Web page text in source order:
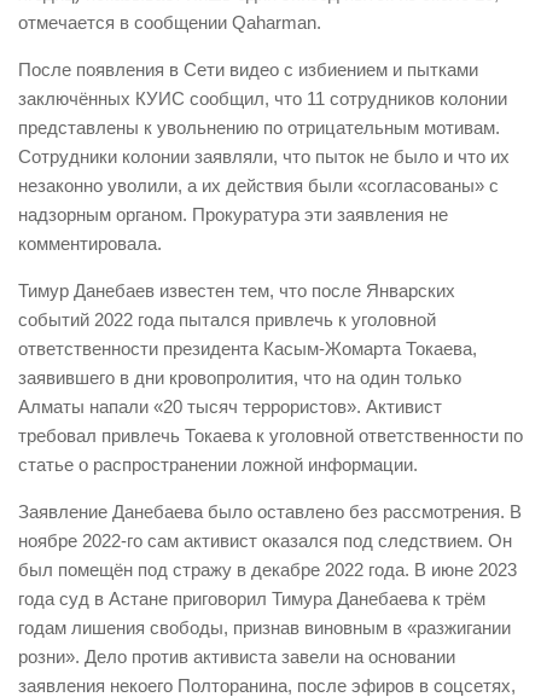
отмечается в сообщении Qaharman.
После появления в Сети видео с избиением и пытками
заключённых КУИС сообщил, что 11 сотрудников колонии
представлены к увольнению по отрицательным мотивам.
Сотрудники колонии заявляли, что пыток не было и что их
незаконно уволили, а их действия были «согласованы» с
надзорным органом. Прокуратура эти заявления не
комментировала.
Тимур Данебаев известен тем, что после Январских
событий 2022 года пытался привлечь к уголовной
ответственности президента Касым-Жомарта Токаева,
заявившего в дни кровопролития, что на один только
Алматы напали «20 тысяч террористов». Активист
требовал привлечь Токаева к уголовной ответственности по
статье о распространении ложной информации.
Заявление Данебаева было оставлено без рассмотрения. В
ноябре 2022-го сам активист оказался под следствием. Он
был помещён под стражу в декабре 2022 года. В июне 2023
года суд в Астане приговорил Тимура Данебаева к трём
годам лишения свободы, признав виновным в «разжигании
розни». Дело против активиста завели на основании
заявления некоего Полторанина, после эфиров в соцсетях,